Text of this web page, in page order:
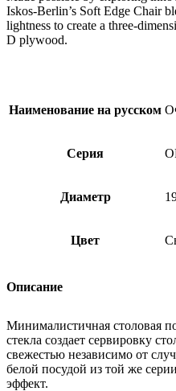
Iskos-Berlin’s Soft Edge Chair
lightness to create a three-
D plywood.
Наименование на русском
Серия
Диаметр
Цвет
Описание
Минималистичная столовая
стекла создает сервировку
свежестью независимо от
белой посудой из той же
эффект.